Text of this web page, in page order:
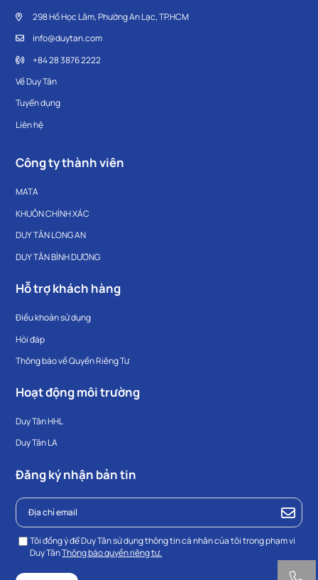
298 Hồ Học Lãm, Phường An Lạc, TP.HCM
info@duytan.com
+84 28 3876 2222
Về Duy Tân
Tuyển dụng
Liên hệ
Công ty thành viên
MATA
KHUÔN CHÍNH XÁC
DUY TÂN LONG AN
DUY TÂN BÌNH DƯƠNG
Hỗ trợ khách hàng
Điều khoản sử dụng
Hỏi đáp
Thông báo về Quyền Riêng Tư
Hoạt động môi trường
Duy Tân HHL
Duy Tân LA
Đăng ký nhận bản tin
Tôi đồng ý để Duy Tân sử dụng thông tin cá nhân của tôi trong phạm vi
Duy TânThông báo quyền riêng tư.